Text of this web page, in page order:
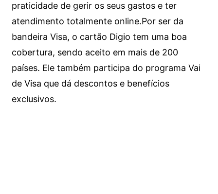
praticidade de gerir os seus gastos e ter
atendimento totalmente online.Por ser da
bandeira Visa, o cartão Digio tem uma boa
cobertura, sendo aceito em mais de 200
países. Ele também participa do programa Vai
de Visa que dá descontos e benefícios
exclusivos.